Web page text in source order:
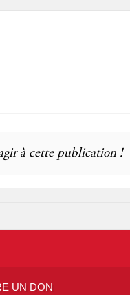
à cette publication !
UN DON